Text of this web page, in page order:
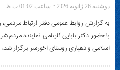
دوشنبه 26 ژانویه 2026 :: ساعت 01:02 ب.ظ
با حضور دکتر بابایی کارنامی نماینده
اسلامی و دهیاری روستای اخورسر برگزار